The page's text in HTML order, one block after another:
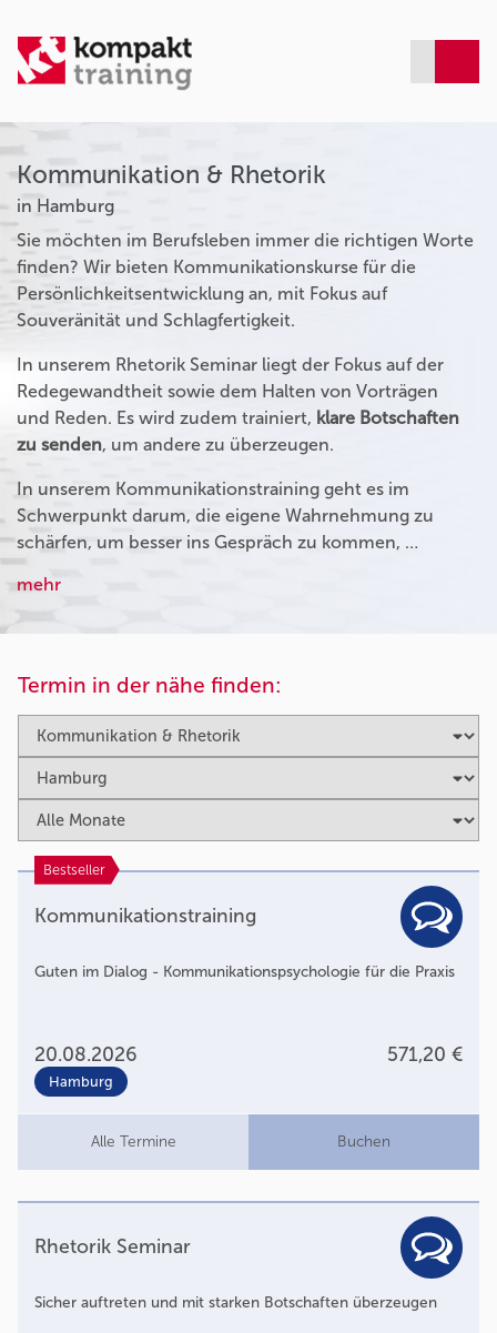
Kommunikation & Rhetorik
in Hamburg
Sie möchten im Berufsleben immer die richtigen Worte
finden? Wir bieten Kommunikationskurse für die
Persönlichkeitsentwicklung an, mit Fokus auf
Souveränität und Schlagfertigkeit.
In unserem Rhetorik Seminar liegt der Fokus auf der
Redegewandtheit sowie dem Halten von Vorträgen
und Reden. Es wird zudem trainiert, klare Botschaften
zu senden, um andere zu überzeugen.
In unserem Kommunikationstraining geht es im
Schwerpunkt darum, die eigene Wahrnehmung zu
schärfen, um besser ins Gespräch zu kommen, …
mehr
Termin in der nähe finden:
Bestseller
Kommunikationstraining
Guten im Dialog - Kommunikationspsychologie für die Praxis
20.08.2026 571,20 €
Hamburg
Alle Termine Buchen
Rhetorik Seminar
Sicher auftreten und mit starken Botschaften überzeugen